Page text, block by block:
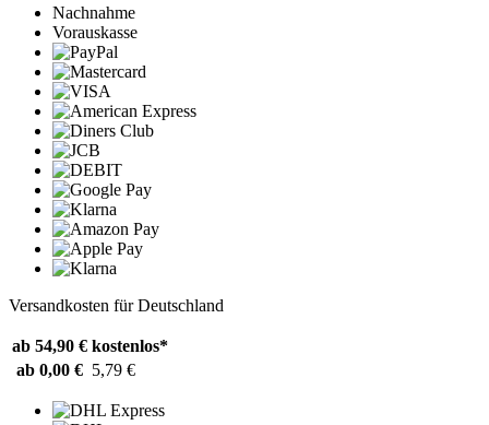
Nachnahme
Vorauskasse
Versandkosten für Deutschland
ab 54,90 € kostenlos*
ab 0,00 € 5,79 €